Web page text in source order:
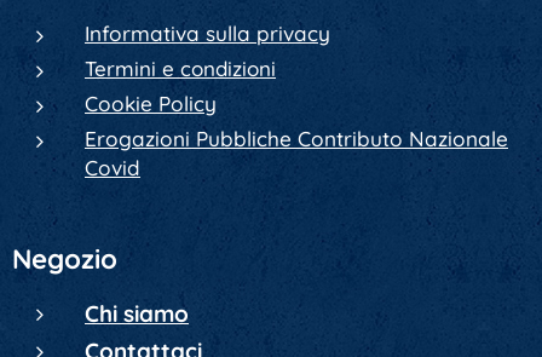
Informativa sulla privacy
Termini e condizioni
Cookie Policy
Erogazioni Pubbliche Contributo Nazionale
Covid
Negozio
Chi siamo
Contattaci